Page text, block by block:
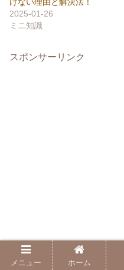
けない理由と解決法！
2025-01-26
ミニ知識
スポンサーリンク
メニュー ホーム